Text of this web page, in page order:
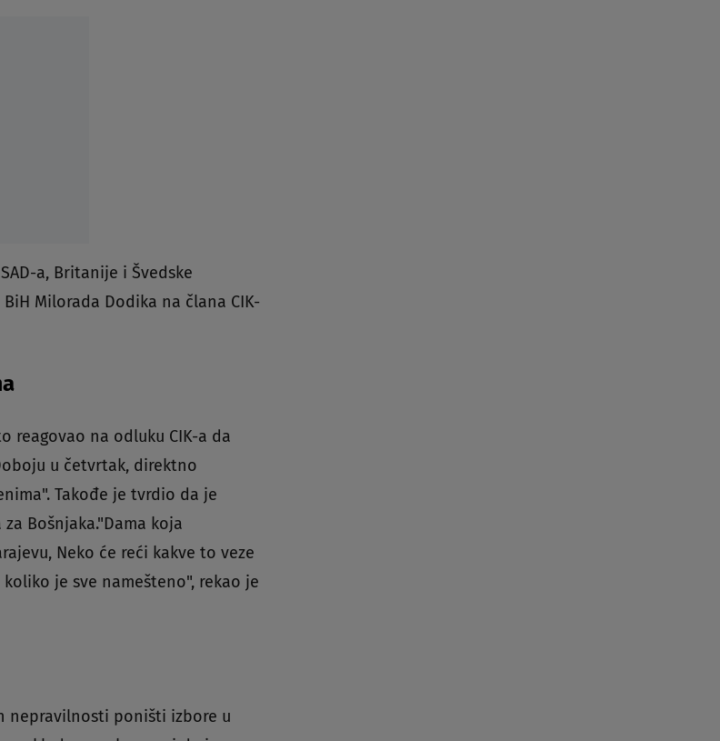
a, Britanije i Švedske
Milorada Dodika na člana CIK-
reagovao na odluku CIK-a da
u četvrtak, direktno
Takođe je tvrdio da je
Bošnjaka."Dama koja
Neko će reći kakve to veze
je sve namešteno", rekao je
nepravilnosti poništi izbore u